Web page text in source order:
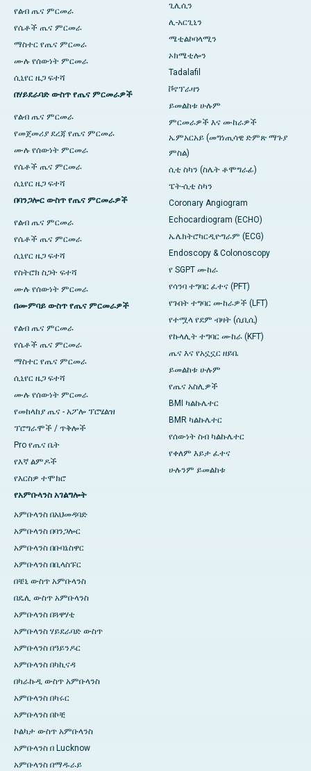
የልብ ጤና ምርመራ
የሴቶች ጤና ምርመራ
ማስተር የጤና ምርመራ
ሙሉ የሰውነት ምርመራ
ሲኒየር ዜጋ ፍተሻ
በሃይደራባድ ውስጥ የጤና ምርመራዎች
የልብ ጤና ምርመራ
የመጀመሪያ ደረጃ የጤና ምርመራ
ሙሉ የሰውነት ምርመራ
የሴቶች ጤና ምርመራ
ሲኒየር ዜጋ ፍተሻ
በባንጋሎር ውስጥ የጤና ምርመራዎች
የልብ ጤና ምርመራ
የሴቶች ጤና ምርመራ
ሲኒየር ዜጋ ፍተሻ
የስትሮክ ስጋት ፍተሻ
ሙሉ የሰውነት ምርመራ
በሙምባይ ውስጥ የጤና ምርመራዎች
የልብ ጤና ምርመራ
የሴቶች ጤና ምርመራ
ማስተር የጤና ምርመራ
ሲኒየር ዜጋ ፍተሻ
ሙሉ የሰውነት ምርመራ
የመከላከያ ጤና - አፖሎ ፕሮሄልዝ
ፕሮግራሞች / ጥቅሎች
Pro የጤና ቤት
የእኛ ልምዶች
የእርስዎ ተሞክሮ
የአምቡላንስ አገልግሎት
አምቡላንስ በአህመዳባድ
አምቡላንስ በባንጋሎር
አምቡላንስ በቡባኔስዋር
አምቡላንስ በቢላስፑር
በቼኒ ውስጥ አምቡላንስ
በዴሊ ውስጥ አምቡላንስ
አምቡላንስ በጓዋሃቲ
አምቡላንስ ሃይደራባድ ውስጥ
አምቡላንስ በዓይንዶር
አምቡላንስ በካኪናዳ
በካራኩዲ ውስጥ አምቡላንስ
አምቡላንስ በካሩር
አምቡላንስ በኮቺ
ኮልካታ ውስጥ አምቡላንስ
አምቡላንስ በ Lucknow
አምቡላንስ በማዱራይ
ጊሊሲን
ሊ-አርጊኒን
ሜቲልኮባላሚን
ኦክሜቲሎን
Tadalafil
ቮኖፕራዛን
ይመልከቱ ሁሉም
ምርመራዎች እና ሙከራዎች
ኤምአርአይ (መግነጢሳዊ ድምጽ ማጉያ
ምስል)
ሲቲ ስካን (ስሌት ቶሞግራፊ)
ፔት-ሲቲ ስካን
Coronary Angiogram
Echocardiogram (ECHO)
ኤሌክትሮካርዲዮግራም (ECG)
Endoscopy & Colonoscopy
የ SGPT ሙከራ
የሳንባ ተግባር ፈተና (PFT)
የጉበት ተግባር ሙከራዎች (LFT)
የተሟላ የደም ብዛት (ሲቢሲ)
የኩላሊት ተግባር ሙከራ (KFT)
ጤና እና የአኗኗር ዘይቤ
ይመልከቱ ሁሉም
የጤና አስሊዎች
BMI ካልኩሌተር
BMR ካልኩሌተር
የሰውነት ስብ ካልኩሌተር
የቀለም እይታ ፈተና
ሁሉንም ይመልከቱ